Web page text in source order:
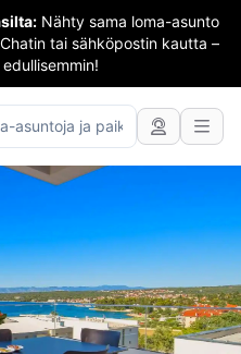
Nähty sama loma-asunto
tai sähköpostin kautta –